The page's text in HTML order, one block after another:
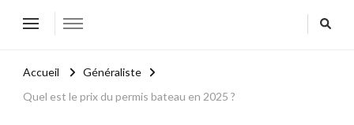
Accueil
Généraliste
Quel est le prix du permis bateau en 2025 ?